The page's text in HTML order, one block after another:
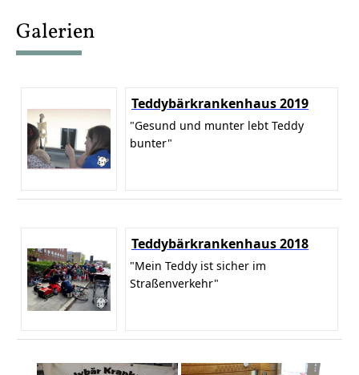
Galerien
Teddybärkrankenhaus 2019
"Gesund und munter lebt Teddy
bunter"
Teddybärkrankenhaus 2018
"Mein Teddy ist sicher im
Straßenverkehr"